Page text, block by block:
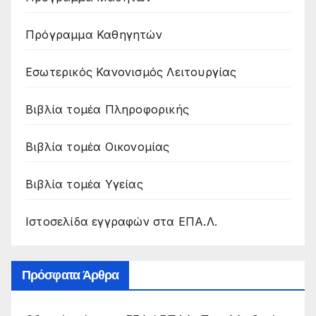
Πρόγραμμα Καθηγητών
Εσωτερικός Κανονισμός Λειτουργίας
Βιβλία τομέα Πληροφορικής
Βιβλία τομέα Οικονομίας
Βιβλία τομέα Υγείας
Ιστοσελίδα εγγραφών στα ΕΠΑ.Λ.
Πρόσφατα Άρθρα